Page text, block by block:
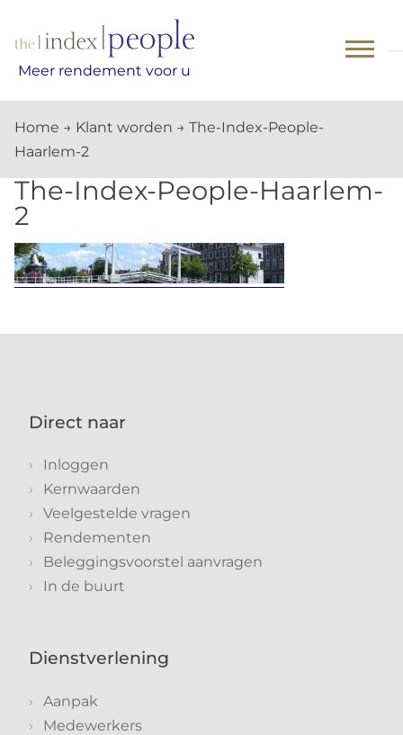
Meer rendement voor u
Home → Klant worden → The-Index-People-
Haarlem-2
The-Index-People-Haarlem-
2
Direct naar
Inloggen
Kernwaarden
Veelgestelde vragen
Rendementen
Beleggingsvoorstel aanvragen
In de buurt
Dienstverlening
Aanpak
Medewerkers